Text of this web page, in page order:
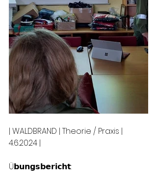
| WALDBRAND | Theorie / Praxis |
4.6.2024 |
Ü𝗯𝘂𝗻𝗴𝘀𝗯𝗲𝗿𝗶𝗰𝗵𝘁: